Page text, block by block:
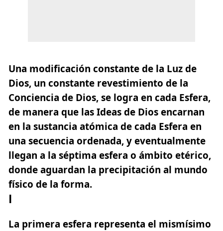
Una modificación constante de la Luz de
Dios, un constante revestimiento de la
Conciencia de Dios, se logra en cada Esfera,
de manera que las Ideas de Dios encarnan
en la sustancia atómica de cada Esfera en
una secuencia ordenada, y eventualmente
llegan a la séptima esfera o ámbito etérico,
donde aguardan la precipitación al mundo
físico de la forma.
La primera esfera representa el mismísimo